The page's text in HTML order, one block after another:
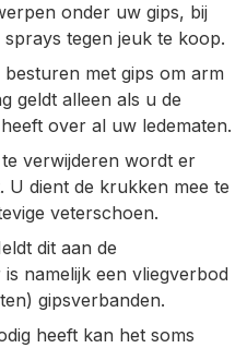
onder uw gips, bij
tegen jeuk te koop.
met gips om arm
geldt alleen als u de
over al uw ledematen.
verwijderen wordt er
U dient de krukken mee te
veterschoen.
dit aan de
namelijk een vliegverbod
gipsverbanden.
heeft kan het soms